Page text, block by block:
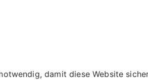
damit diese Website